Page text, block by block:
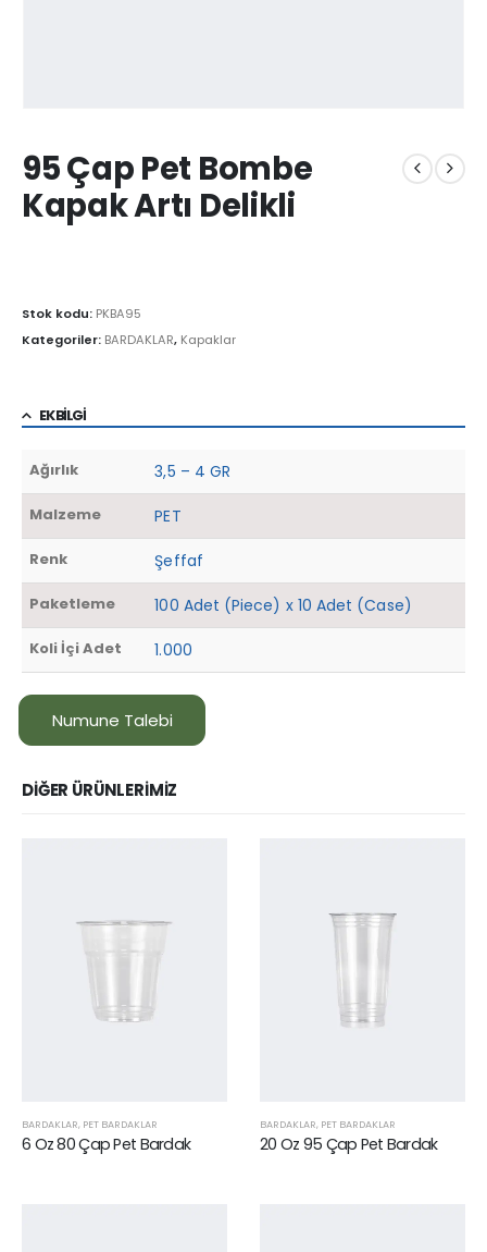
95 Çap Pet Bombe
Kapak Artı Delikli
Stok kodu: PKBA95
Kategoriler: BARDAKLAR, Kapaklar
EK BILGI
Ağırlık 3,5 – 4 GR
Malzeme PET
Renk Şeffaf
Paketleme 100 Adet (Piece) x 10 Adet (Case)
Koli İçi Adet 1.000
Numune Talebi
DIĞER ÜRÜNLERIMIZ
BARDAKLAR, PET BARDAKLAR
6 Oz 80 Çap Pet Bardak
BARDAKLAR, PET BARDAKLAR
20 Oz 95 Çap Pet Bardak